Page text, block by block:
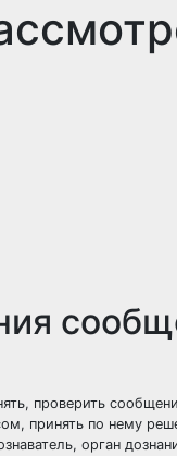
проверить
принять по нему
орган